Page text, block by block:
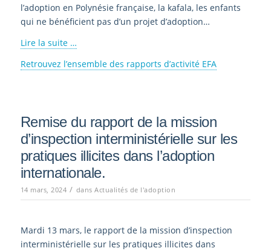
l’adoption en Polynésie française, la kafala, les enfants
qui ne bénéficient pas d’un projet d’adoption…
Lire la suite …
Retrouvez l’ensemble des rapports d’activité EFA
Remise du rapport de la mission
d’inspection interministérielle sur les
pratiques illicites dans l’adoption
internationale.
14 mars, 2024 / dansActualités de l'adoption
Mardi 13 mars, le rapport de la mission d’inspection
interministérielle sur les pratiques illicites dans